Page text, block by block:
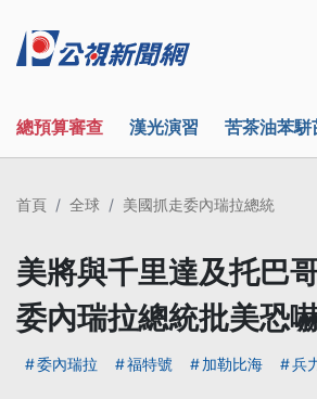
總預算審查 漢光演習 苦茶油苯駢
首頁 全球 美國抓走委內瑞拉總統
美將與千里達及托巴
委內瑞拉總統批美恐
委內瑞拉 福特號 加勒比海 兵